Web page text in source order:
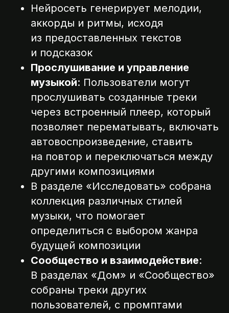
Нейросеть генерирует мелодии,
аккорды и ритмы, исходя
из предоставленных текстов
и подсказок
Прослушивание и управление
музыкой: Пользователи могут
прослушивать созданные треки
через встроенный плеер, который
позволяет перематывать, включать
автовоспроизведение, ставить
на повтор и переключаться между
другими композициями
В разделе «Исследовать» собрана
коллекция различных стилей
музыки, что помогает
определиться с выбором жанра
будущей композиции
Сообщество и взаимодействие:
В разделах «Дом» и «Сообщество»
собраны треки других
пользователей, с промптами